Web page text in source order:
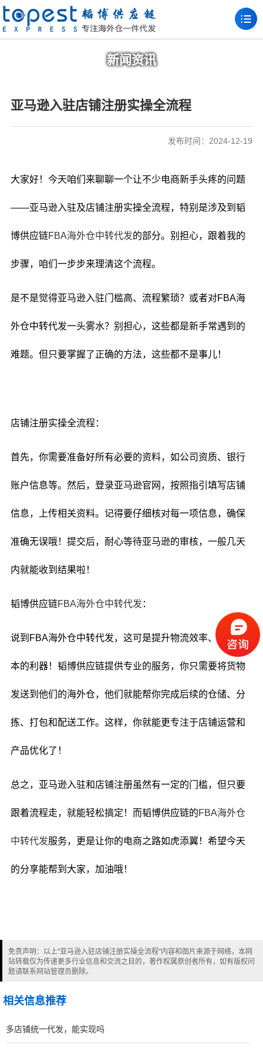
新闻资讯
亚马逊入驻店铺注册实操全流程
发布时间：2024-12-19
大家好！今天咱们来聊聊一个让不少电商新手头疼的问题
——亚马逊入驻及店铺注册实操全流程，特别是涉及到韬
博供应链FBA海外仓中转代发的部分。别担心，跟着我的
步骤，咱们一步步来理清这个流程。
是不是觉得亚马逊入驻门槛高、流程繁琐？或者对FBA海
外仓中转代发一头雾水？别担心，这些都是新手常遇到的
难题。但只要掌握了正确的方法，这些都不是事儿！
店铺注册实操全流程：
首先，你需要准备好所有必要的资料，如公司资质、银行
账户信息等。然后，登录亚马逊官网，按照指引填写店铺
信息，上传相关资料。记得要仔细核对每一项信息，确保
准确无误哦！提交后，耐心等待亚马逊的审核，一般几天
内就能收到结果啦！
韬博供应链FBA海外仓中转代发 ：
说到FBA海外仓中转代发，这可是提升物流效率、降低成
本的利器！韬博供应链提供专业的服务，你只需要将货物
发送到他们的海外仓，他们就能帮你完成后续的仓储、分
拣、打包和配送工作。这样，你就能更专注于店铺运营和
产品优化了！
总之，亚马逊入驻和店铺注册虽然有一定的门槛，但只要
跟着流程走，就能轻松搞定！而韬博供应链的FBA海外仓
中转代发服务，更是让你的电商之路如虎添翼！希望今天
的分享能帮到大家，加油哦！
免责声明：以上"亚马逊入驻店铺注册实操全流程"内容和图片来源于网络，本网
站转载仅为传递更多行业信息和交流之目的，著作权属原创者所有，如有版权问
题请联系网站管理员删除。
相关信息推荐
多店铺统一代发，能实现吗